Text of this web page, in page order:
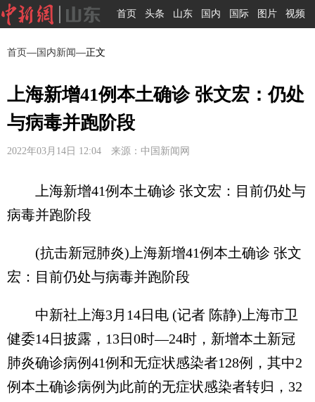
首页 头条 山东 国内 国际 图片 视频
首页— 国内新闻—正文
上海新增41例本土确诊 张文宏：仍处
与病毒并跑阶段
2022年03月14日 12:04 来源：中国新闻网
上海新增41例本土确诊 张文宏：目前仍处与
病毒并跑阶段
(抗击新冠肺炎)上海新增41例本土确诊 张文
宏：目前仍处与病毒并跑阶段
中新社上海3月14日电 (记者 陈静)上海市卫
健委14日披露，13日0时—24时，新增本土新冠
肺炎确诊病例41例和无症状感染者128例，其中2
例本土确诊病例为此前的无症状感染者转归，32